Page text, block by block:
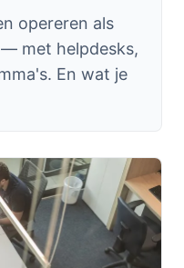
opereren als
met helpdesks,
En wat je